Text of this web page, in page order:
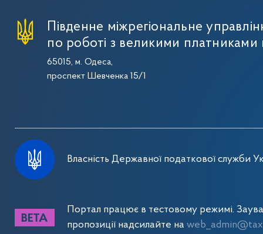
Південне міжрегіональне
по роботі з великими платниками
65015, м. Одеса,
проспект Шевченка 15/1
Власність Державної податкової служби
Портал працює в тестовому режимі.
пропозиції надсилайте на